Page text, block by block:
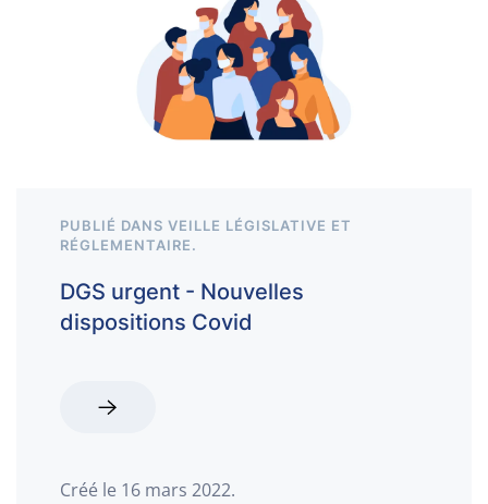
PUBLIÉ DANS VEILLE LÉGISLATIVE ET
RÉGLEMENTAIRE.
DGS urgent - Nouvelles
dispositions Covid
Créé le 16 mars 2022.